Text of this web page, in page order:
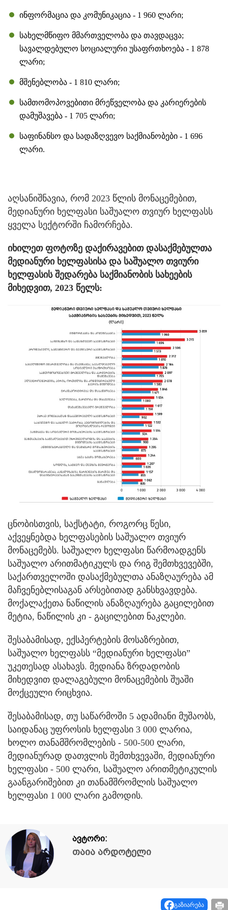
ინფორმაცია და კომუნიკაცია - 1 960 ლარი;
სახელმწიფო მმართველობა და თავდაცვა;
სავალდებულო სოციალური უსაფრთხოება - 1 878
ლარი;
მშენებლობა - 1 810 ლარი;
სამთომოპოვებითი მრეწველობა და კარიერების
დამუშავება - 1 705 ლარი;
საფინანსო და სადაზღვევო საქმიანობები - 1 696
ლარი.
აღსანიშნავია, რომ 2023 წლის მონაცემებით,
მედიანური ხელფასი საშუალო თვიურ ხელფასს
ყველა სექტორში ჩამორჩება.
იხილეთ ფოტოზე დაქირავებით დასაქმებულთა
მედიანური ხელფასისა და საშუალო თვიური
ხელფასის შედარება საქმიანობის სახეების
მიხედვით, 2023 წელს:
ცნობისთვის, საქსტატი, როგორც წესი,
აქვეყნებდა ხელფასების საშუალო თვიურ
მონაცემებს. საშუალო ხელფასი წარმოადგენს
საშუალო არითმატიკულს და რიგ შემთხვევებში,
საქართველოში დასაქმებულთა ანაზღაურება ამ
მაჩვენებლისაგან არსებითად განსხვავდება.
მოქალაქეთა ნაწილის ანაზღაურება გაცილებით
მეტია, ნაწილის კი - გაცილებით ნაკლები.
შესაბამისად, ექსპერტების მოსაზრებით,
საშუალო ხელფასს “მედიანური ხელფასი”
უკეთესად ასახავს. მედიანა ზრდადობის
მიხედვით დალაგებული მონაცემების შუაში
მოქცეული რიცხვია.
შესაბამისად, თუ საწარმოში 5 ადამიანი მუშაობს,
საიდანაც უფროსის ხელფასი 3 000 ლარია,
ხოლო თანამშრომლების - 500-500 ლარი,
მედიანურად დათვლის შემთხვევაში, მედიანური
ხელფასი - 500 ლარი, საშუალო არითმეტიკულის
გაანგარიშებით კი თანამშრომლის საშუალო
ხელფასი 1 000 ლარი გამოდის.
ავტორი:
თაია არდოტელი
გაზიარება